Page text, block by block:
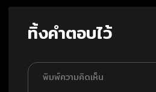
ทิ้งคำตอบไว้